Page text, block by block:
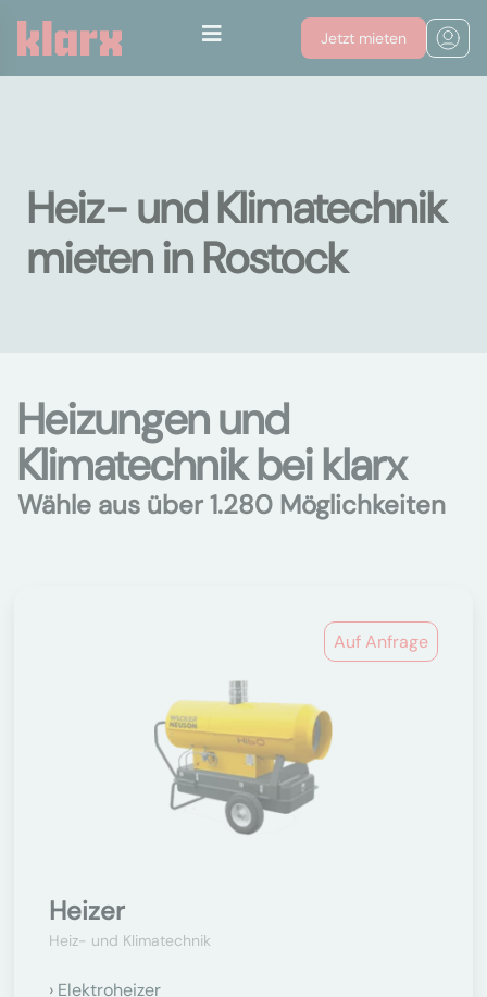
Jetzt mieten
Heiz- und Klimatechnik
mieten in Rostock
Heizungen und
Klimatechnik bei klarx
Wähle aus über 1.280 Möglichkeiten
Auf Anfrage
Heizer
Heiz- und Klimatechnik
Elektroheizer